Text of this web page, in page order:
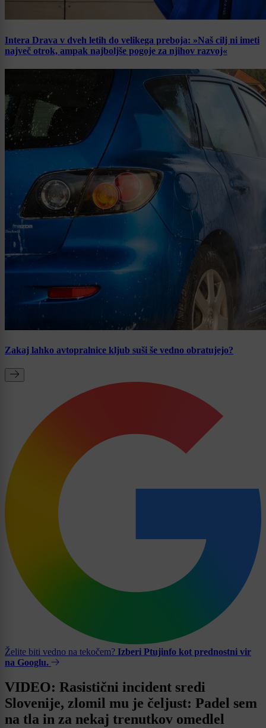
Intera Drava v dveh letih do velikega preboja: »Naš cilj ni imeti
največ otrok, ampak najboljše pogoje za njihov razvoj«
Zakaj lahko avtopralnice kljub suši še vedno obratujejo?
Želite biti vedno na tekočem? Izberi Ptujinfo kot prednostni vir
na Googlu.
VIDEO: Rasistični incident sredi
Slovenije, zlomil mu je čeljust: Padel sem
na tla in za nekaj trenutkov omedlel